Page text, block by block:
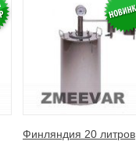
Финляндия 20 литров